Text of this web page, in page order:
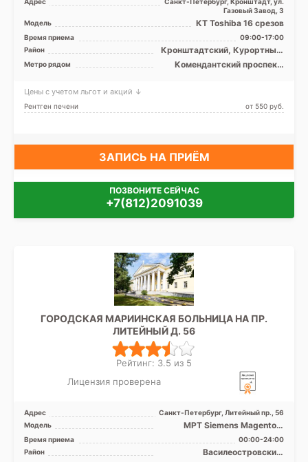
Газовый Завод, 3
Модель
КТ Toshiba 16 срезов
Время приема
09:00-17:00
Район
Кронштадтский, Курортный,
Приморский, Лен. область
Метро рядом
Комендантский проспект,
Цены с учетом льгот и акций ↓
Рентген печени от 550 pуб.
ЗАПИСЬ НА ПРИЁМ
ПОЗВОНИТЕ СЕЙЧАС
+7(812)2091039
ГОРОДСКАЯ МАРИИНСКАЯ БОЛЬНИЦА НА ПР.
ЛИТЕЙНЫЙ Д. 56
Рейтинг: 3.5 из 5
Лицензия проверена
Адрес
Санкт-Петербург, Литейный пр., 56
Модель
МРТ Siemens Magentom
Avanto 1,5Т закрытый тип,
МРТ Philips Ingenia 3Т ...
Время приема
00:00-24:00
Район
Василеостровский,